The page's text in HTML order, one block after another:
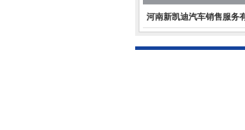
河南新凯迪汽车销售服务